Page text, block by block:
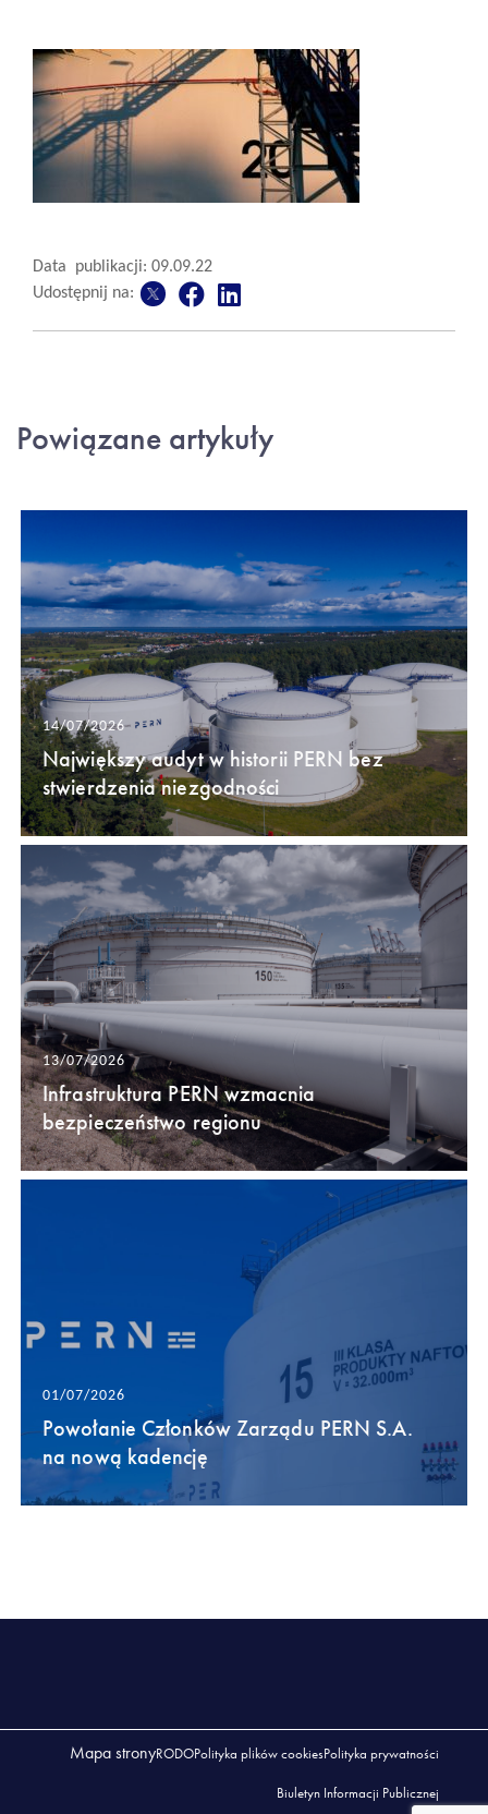
Data publikacji: 09.09.22
Udostępnij na:
Powiązane artykuły
14/07/2026
Największy audyt w historii PERN bez
stwierdzenia niezgodności
13/07/2026
Infrastruktura PERN wzmacnia
bezpieczeństwo regionu
01/07/2026
Powołanie Członków Zarządu PERN S.A.
na nową kadencję
Mapa stronyRODOPolityka plików cookiesPolityka prywatności
Biuletyn Informacji Publicznej